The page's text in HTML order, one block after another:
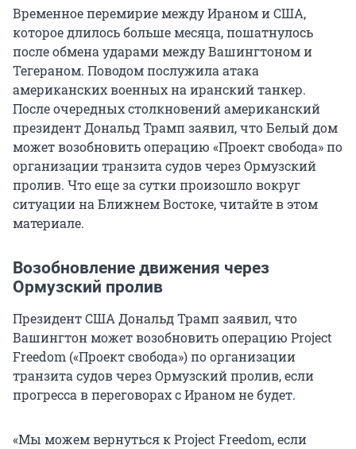
Временное перемирие между Ираном и США,
которое длилось больше месяца, пошатнулось
после обмена ударами между Вашингтоном и
Тегераном. Поводом послужила атака
американских военных на иранский танкер.
После очередных столкновений американский
президент Дональд Трамп заявил, что Белый дом
может возобновить операцию «Проект свобода» по
организации транзита судов через Ормузский
пролив. Что еще за сутки произошло вокруг
ситуации на Ближнем Востоке, читайте в этом
материале.
Возобновление движения через
Ормузский пролив
Президент США Дональд Трамп заявил, что
Вашингтон может возобновить операцию Project
Freedom («Проект свобода») по организации
транзита судов через Ормузский пролив, если
прогресса в переговорах с Ираном не будет.
«Мы можем вернуться к Project Freedom, если